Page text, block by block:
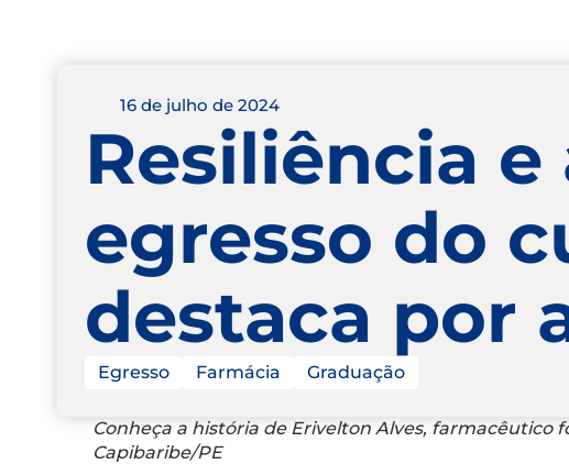
16 de julho de 2024
Resiliência
egresso do
destaca por
Egresso Farmácia Graduação
Conheça a história de Erivelton Alves, farmacêutico
Capibaribe/PE